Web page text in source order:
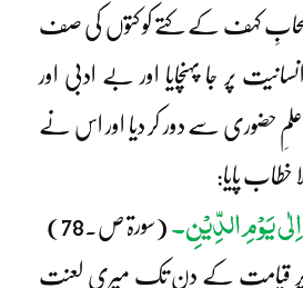
کہف کے کتے کو کتوں کی صف
پر جا پہنچایا اور بے ادبی اور
علمِ حضوری سے دور کر دیا اور اس نے
خطاب پایا:
یَوْمِ الدِّیْنِ۔ (سورۃ ص۔78)
قیامت کے دن تک میری لعنت